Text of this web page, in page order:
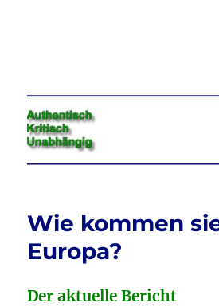
Jeder hat das
Meinung in Wort,
frei zu äußern und
Wie kommen
Europa?
Der aktuelle Bericht